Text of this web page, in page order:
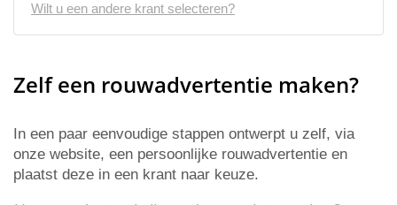
Wilt u een andere krant selecteren?
Zelf een rouwadvertentie maken?
In een paar eenvoudige stappen ontwerpt u zelf, via
onze website, een persoonlijke rouwadvertentie en
plaatst deze in een krant naar keuze.